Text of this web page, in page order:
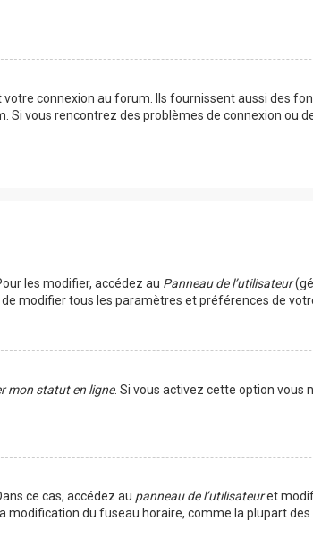
connexion au forum. Ils fournissent aussi des
vous rencontrez des problèmes de connexion ou
les modifier, accédez au Panneau de l’utilisateur
modifier tous les paramètres et préférences de
mon statut en ligne. Si vous activez cette option vous
ce cas, accédez au panneau de l’utilisateuret
modification du fuseau horaire, comme la plupart